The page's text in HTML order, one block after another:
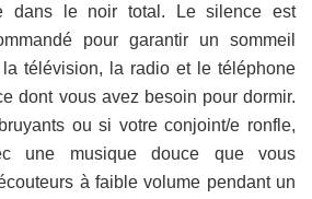
dans le noir total. Le silence est
pour garantir un sommeil
la télévision, la radio et le téléphone
dont vous avez besoin pour dormir.
ou si votre conjoint/e ronfle,
une musique douce que vous
à faible volume pendant un